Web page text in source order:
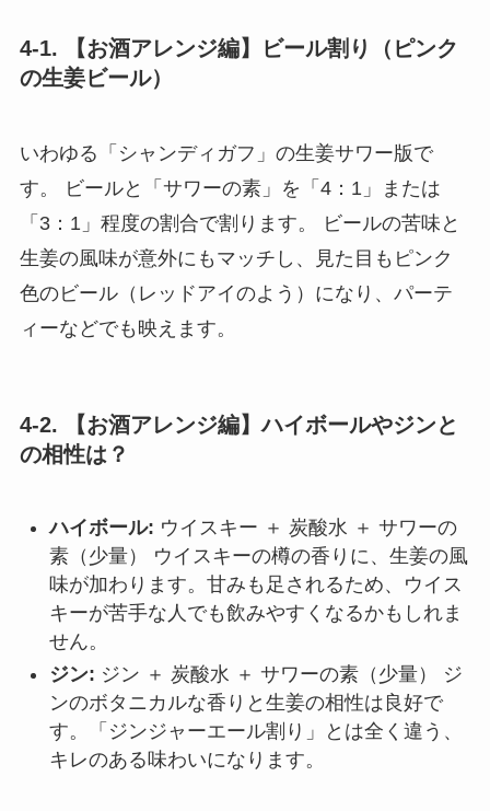
4-1. 【お酒アレンジ編】ビール割り（ピンク
の生姜ビール）
いわゆる「シャンディガフ」の生姜サワー版で
す。 ビールと「サワーの素」を「4：1」または
「3：1」程度の割合で割ります。 ビールの苦味と
生姜の風味が意外にもマッチし、見た目もピンク
色のビール（レッドアイのよう）になり、パーテ
ィーなどでも映えます。
4-2. 【お酒アレンジ編】ハイボールやジンと
の相性は？
ハイボール: ウイスキー ＋ 炭酸水 ＋ サワーの
素（少量） ウイスキーの樽の香りに、生姜の風
味が加わります。甘みも足されるため、ウイス
キーが苦手な人でも飲みやすくなるかもしれま
せん。
ジン: ジン ＋ 炭酸水 ＋ サワーの素（少量） ジ
ンのボタニカルな香りと生姜の相性は良好で
す。「ジンジャーエール割り」とは全く違う、
キレのある味わいになります。